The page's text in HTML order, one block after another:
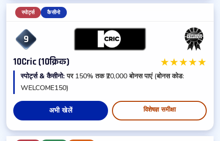
स्पोर्ट्स कैसीनो
9
10Cric (10क्रिक) ★★★★★
स्पोर्ट्स & कैसीनो: पर 150% तक ₹20,000 बोनस पाएं (बोनस कोड:
WELCOME150)
अभी खेलें विशेषज्ञ समीक्षा